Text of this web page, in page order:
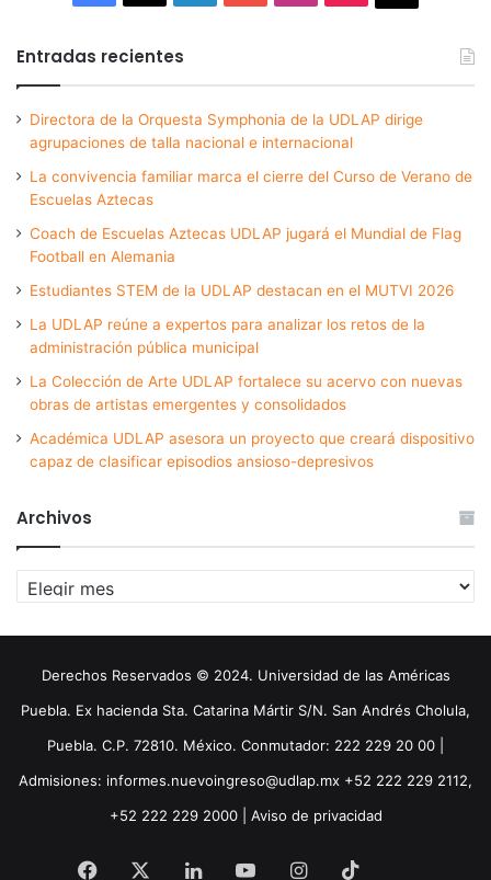
Entradas recientes
Directora de la Orquesta Symphonia de la UDLAP dirige
agrupaciones de talla nacional e internacional
La convivencia familiar marca el cierre del Curso de Verano de
Escuelas Aztecas
Coach de Escuelas Aztecas UDLAP jugará el Mundial de Flag
Football en Alemania
Estudiantes STEM de la UDLAP destacan en el MUTVI 2026
La UDLAP reúne a expertos para analizar los retos de la
administración pública municipal
La Colección de Arte UDLAP fortalece su acervo con nuevas
obras de artistas emergentes y consolidados
Académica UDLAP asesora un proyecto que creará dispositivo
capaz de clasificar episodios ansioso-depresivos
Archivos
Archivos
Derechos Reservados © 2024. Universidad de las Américas
Puebla. Ex hacienda Sta. Catarina Mártir S/N. San Andrés Cholula,
Puebla. C.P. 72810. México. Conmutador: 222 229 20 00 |
Admisiones: informes.nuevoingreso@udlap.mx +52 222 229 2112,
+52 222 229 2000 | Aviso de privacidad
Facebook LinkedInYouTubeInstagram